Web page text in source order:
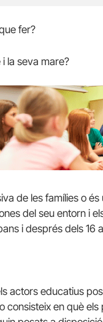
fer?
la seva mare?
de les famílies o
del seu entorn i
i després dels 16
actors educatius
consisteix en què